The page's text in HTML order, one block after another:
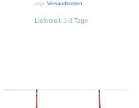
zzgl. Versandkosten
Lieferzeit: 1-3 Tage